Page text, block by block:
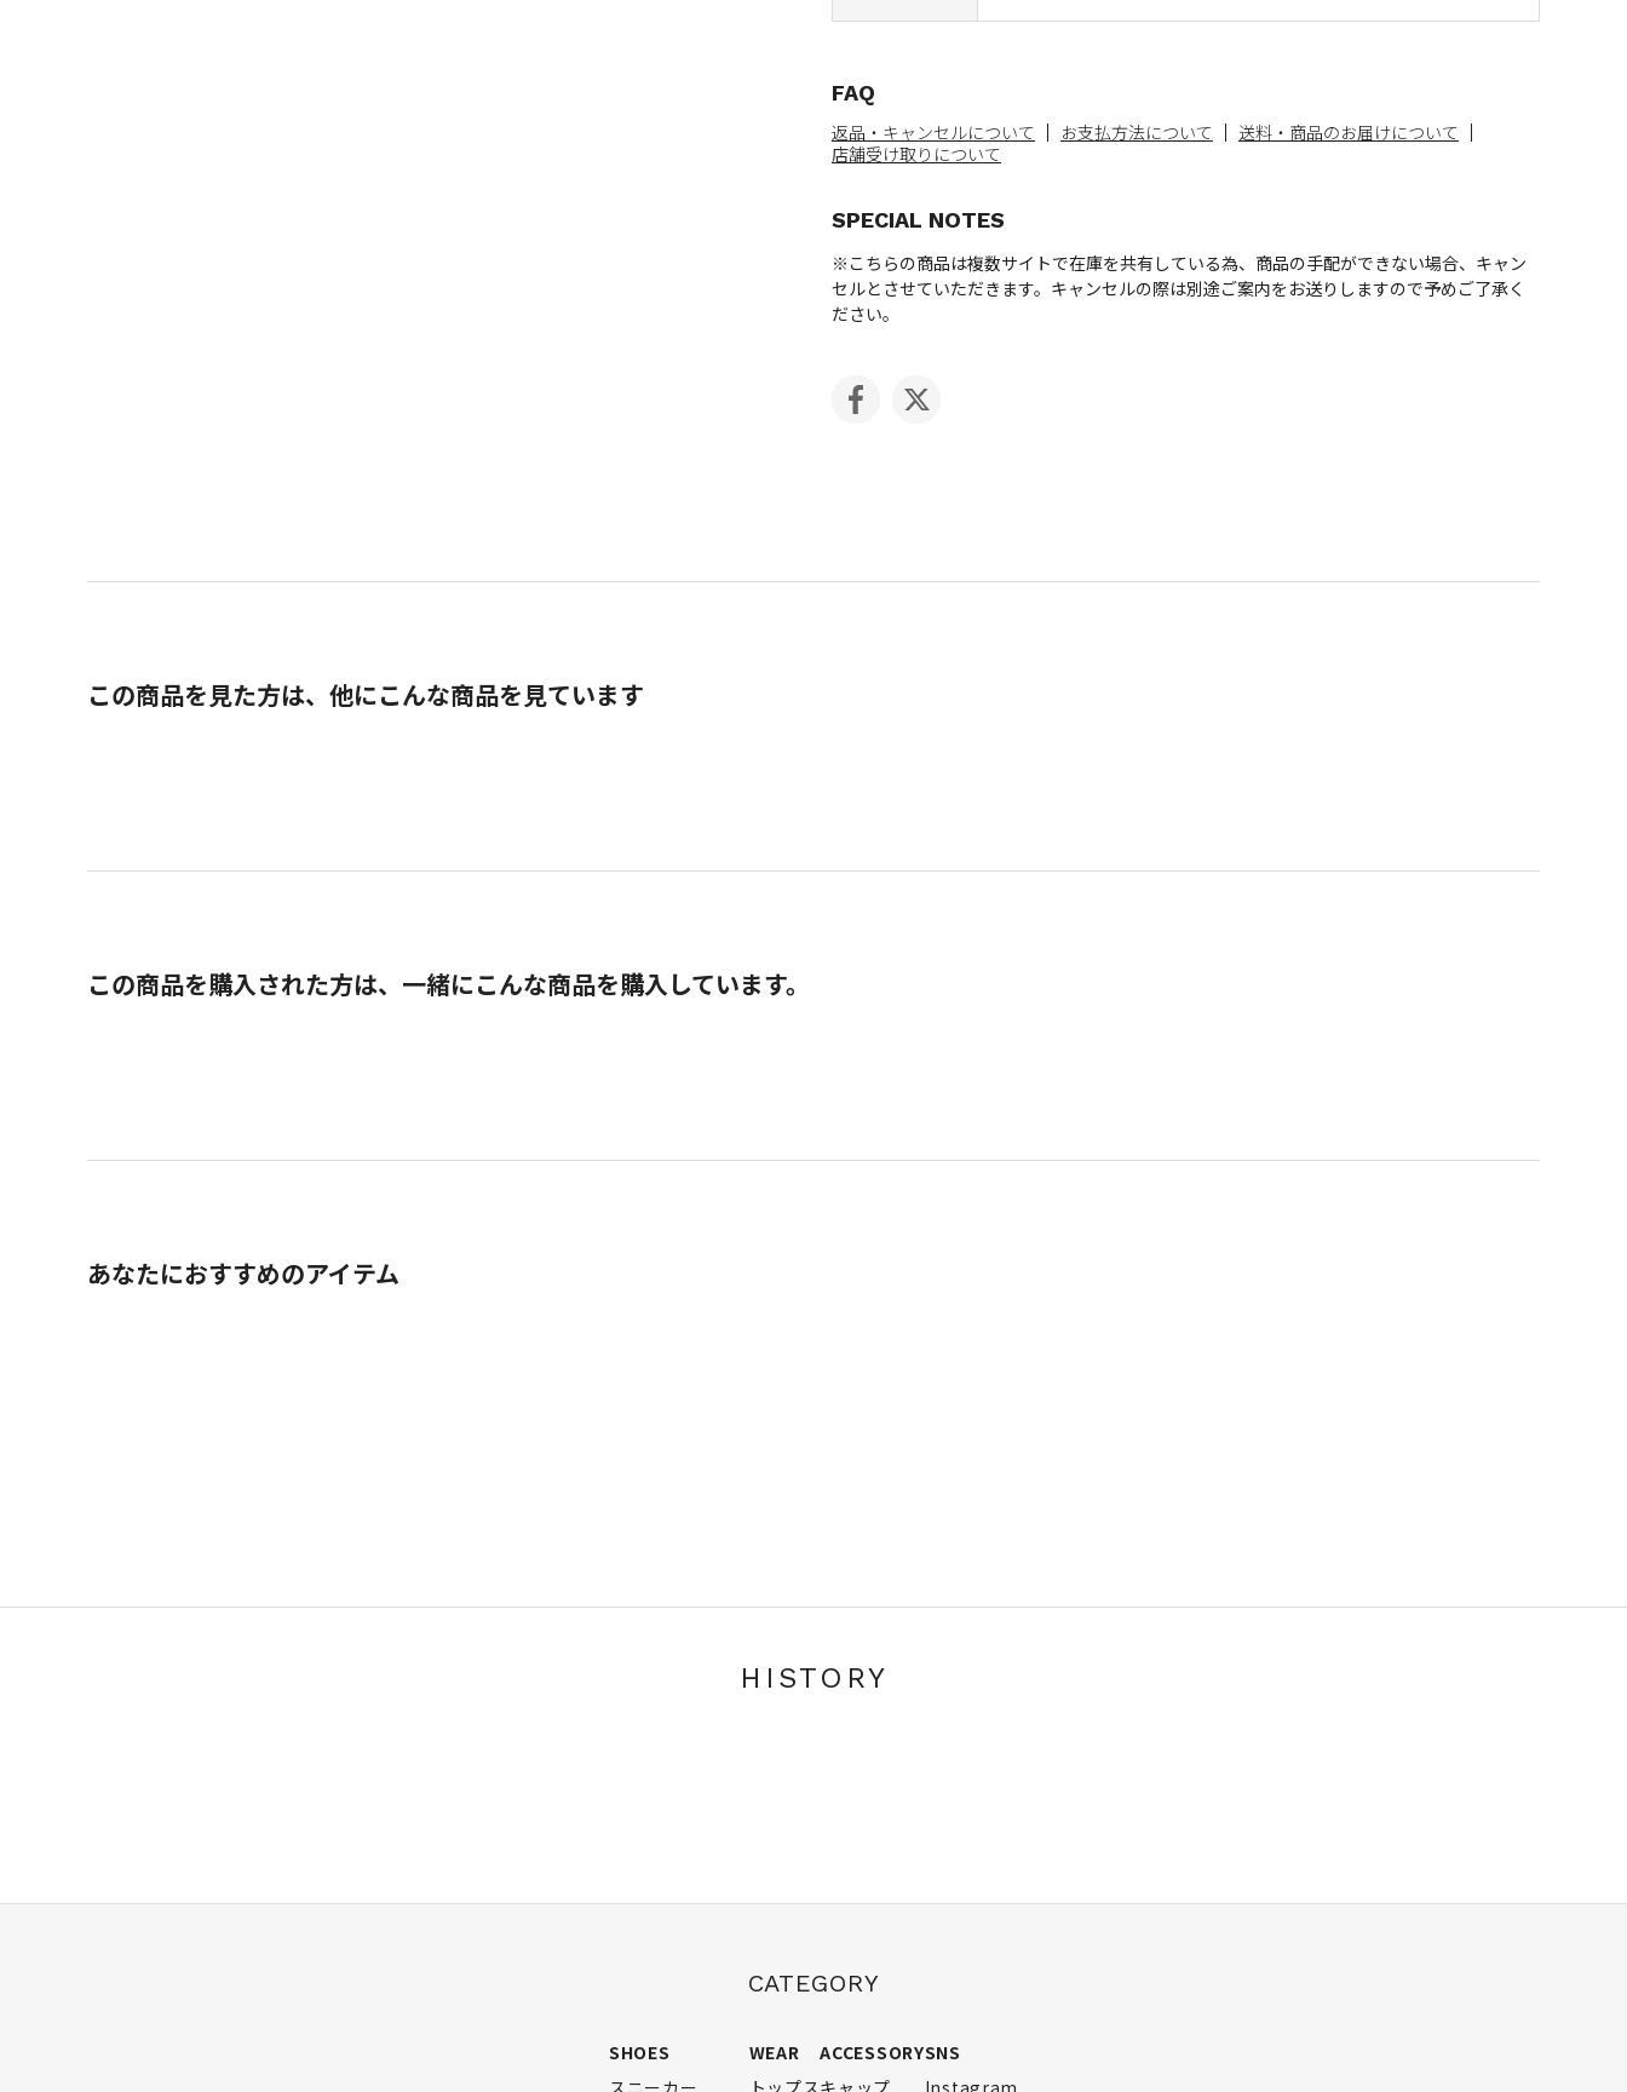
FAQ
返品・キャンセルについて お支払方法について
送料・商品のお届けについて
店舗受け取りについて
SPECIAL NOTES
※こちらの商品は複数サイトで在庫を共有している為、商品の手配ができない場合、キャン
セルとさせていただきます。キャンセルの際は別途ご案内をお送りしますので予めご了承く
ださい。
この商品を見た方は、他にこんな商品を見ています
この商品を購入された方は、一緒にこんな商品を購入しています。
あなたにおすすめのアイテム
HISTORY
CATEGORY
SHOES
スニーカー
WEAR
トップス
ACCESSORY
キャップ
SNS
Instagram